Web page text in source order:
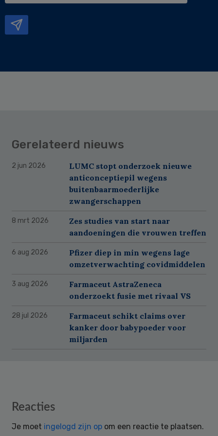
Gerelateerd nieuws
2 jun 2026
LUMC stopt onderzoek nieuwe
anticonceptiepil wegens
buitenbaarmoederlijke
zwangerschappen
8 mrt 2026
Zes studies van start naar
aandoeningen die vrouwen treffen
6 aug 2026
Pfizer diep in min wegens lage
omzetverwachting covidmiddelen
3 aug 2026
Farmaceut AstraZeneca
onderzoekt fusie met rivaal VS
28 jul 2026
Farmaceut schikt claims over
kanker door babypoeder voor
miljarden
Reader
Reacties
Je moet ingelogd zijn op om een reactie te plaatsen.